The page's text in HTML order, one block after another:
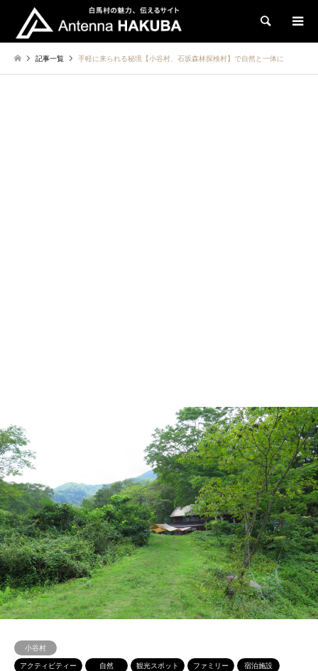
検索
記事一覧 手軽に来られる秘境【小谷村、石坂森林探検村】で自然と一体に
小谷村
アクティビティー
自然 観光スポット ファミリー
宿泊施設